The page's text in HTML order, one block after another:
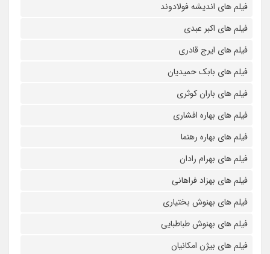
فیلم های اندیشه فولادوند
فیلم های اکبر عبدی
فیلم های ایرج قادری
فیلم های بابک حمیدیان
فیلم های باران کوثری
فیلم های بهاره افشاری
فیلم های بهاره رهنما
فیلم های بهرام رادان
فیلم های بهزاد فراهانی
فیلم های بهنوش بختیاری
فیلم های بهنوش طباطبایی
فیلم های بیژن امکانیان